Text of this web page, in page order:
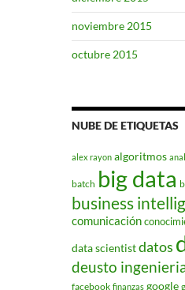
noviembre 2015
octubre 2015
NUBE DE ETIQUETAS
alex rayon algoritmos
batch big data
business
comunicación
data scientistdatos
deusto
facebook finanzas google